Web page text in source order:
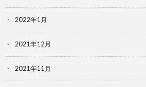
2022年1月
2021年12月
2021年11月